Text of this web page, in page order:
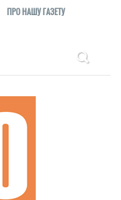
ПРО НАШУ ГАЗЕТУ